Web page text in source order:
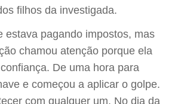
filhos da investigada.
estava pagando impostos, mas
chamou atenção porque ela
De uma hora para
e começou a aplicar o golpe.
com qualquer um. No dia da